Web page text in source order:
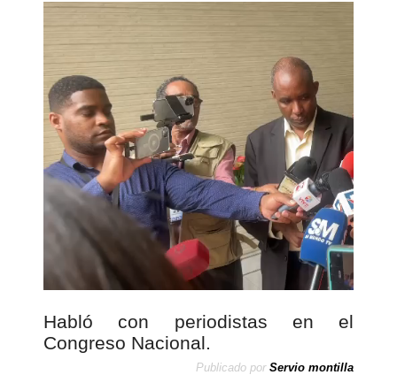
R
e
r
o
d
u
c
t
o
e
v
d
e
Habló con periodistas en el
Congreso Nacional.
Publicado por Servio montilla